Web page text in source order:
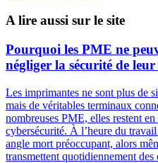
A lire aussi sur le site
Pourquoi les PME ne
négliger la sécurité de
Les imprimantes ne sont plus de
mais de véritables terminaux
nombreuses PME, elles restent
cybersécurité. À l’heure du
angle mort préoccupant, alors
transmettent quotidiennement des